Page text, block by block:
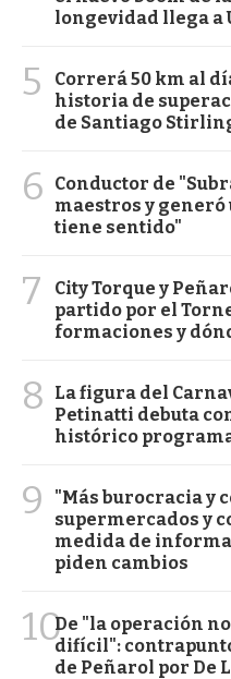
longevidad llega a
5
Correrá 50 km al
historia de
de Santiago
6
Conductor de
maestros y generó
tiene sentido"
7
City Torque y
partido por el
formaciones y
8
La figura del
Petinatti debuta
histórico
9
"Más burocracia y
supermercados y
medida de
piden cambios
10De "la operación
difícil":
de Peñarol por De